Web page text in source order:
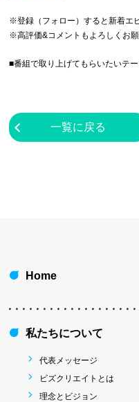
※登録（フォロー）すると新着エ
※高評価&コメントもよろしくお願
■番組で取り上げてもらいたいテ
一覧に戻る
Home
私たちについて
代表メッセージ
ビズクリエイトとは
理念とビジョン